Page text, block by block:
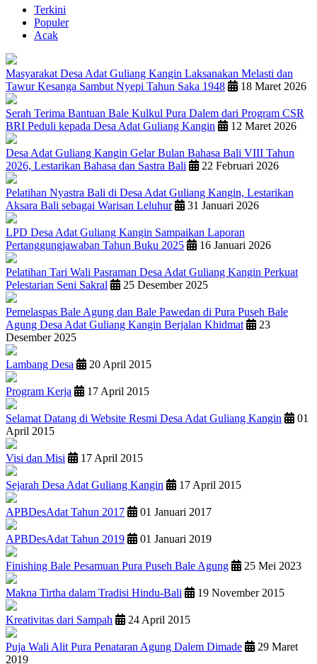
Terkini
Populer
Acak
Masyarakat Desa Adat Guliang Kangin Laksanakan Melasti dan
Tawur Kesanga Sambut Nyepi Tahun Saka 1948
18 Maret 2026
Serah Terima Bantuan Bale Kulkul Pura Dalem dari Program CSR
BRI Peduli kepada Desa Adat Guliang Kangin
12 Maret 2026
Desa Adat Guliang Kangin Gelar Bulan Bahasa Bali VIII Tahun
2026, Lestarikan Bahasa dan Sastra Bali
22 Februari 2026
Pelatihan Nyastra Bali di Desa Adat Guliang Kangin, Lestarikan
Aksara Bali sebagai Warisan Leluhur
31 Januari 2026
LPD Desa Adat Guliang Kangin Sampaikan Laporan
Pertanggungjawaban Tahun Buku 2025
16 Januari 2026
Pelatihan Tari Wali Pasraman Desa Adat Guliang Kangin Perkuat
Pelestarian Seni Sakral
25 Desember 2025
Pemelaspas Bale Agung dan Bale Pawedan di Pura Puseh Bale
Agung Desa Adat Guliang Kangin Berjalan Khidmat
23
Desember 2025
Lambang Desa 20 April 2015
Program Kerja 17 April 2015
Selamat Datang di Website Resmi Desa Adat Guliang Kangin
01
April 2015
Visi dan Misi 17 April 2015
Sejarah Desa Adat Guliang Kangin 17 April 2015
APBDesAdat Tahun 2017 01 Januari 2017
APBDesAdat Tahun 2019 01 Januari 2019
Finishing Bale Pesamuan Pura Puseh Bale Agung 25 Mei 2023
Makna Tirtha dalam Tradisi Hindu-Bali 19 November 2015
Kreativitas dari Sampah 24 April 2015
Puja Wali Alit Pura Penataran Agung Dalem Dimade
29 Maret
2019